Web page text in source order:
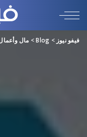
فيفو نيوز >
Blog
> مال